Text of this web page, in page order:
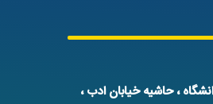
، حاشیه خیابان ادب ،